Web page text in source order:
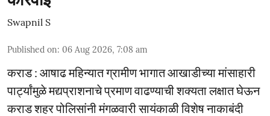
Swapnil S
Published on: 06 Aug 2026, 7:08 am
कराड : आषाढ महिन्यात ग्रामीण भागात आखाडीच्या मांसाहारी
पार्ट्यांमुळे मद्यप्राशनाचे प्रमाण वाढण्याची शक्यता लक्षात घेऊन
कराड शहर पोलिसांनी मंगळवारी सायंकाळी विशेष नाकाबंदी